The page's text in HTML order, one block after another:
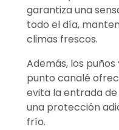
garantiza una
todo el día,
climas frescos.
Además, los
punto canalé
evita la entrada
una protección
frío.